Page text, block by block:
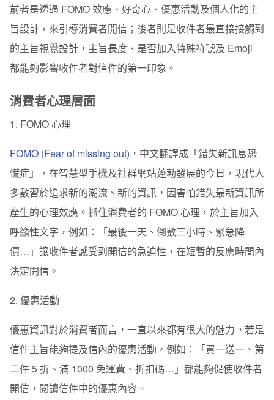
前者是透過 FOMO 效應、好奇心、優惠活動及個人化的主
旨設計，來引導消費者開信；後者則是收件者最直接接觸到
的主旨視覺設計，主旨長度、是否加入特殊符號及 Emoji
都能夠影響收件者對信件的第一印象。
消費者心理層面
1. FOMO 心理
FOMO (Fear of missing out) ，中文翻譯成「錯失新訊息恐
慌症」，在智慧型手機及社群網站蓬勃發展的今日，現代人
多數習於追求新的潮流、新的資訊，因害怕錯失最新資訊所
產生的心理效應。抓住消費者的 FOMO 心理，於主旨加入
呼籲性文字，例如：「最後一天、倒數三小時、緊急降
價…」讓收件者感受到開信的急迫性，在短暫的反應時間內
決定開信。
2. 優惠活動
優惠資訊對於消費者而言，一直以來都有很大的魅力。若是
信件主旨能夠提及信內的優惠活動，例如：「買一送一、第
二件 5 折、滿 1000 免運費、折扣碼…」都能夠促使收件者
開信，閱讀信件中的優惠內容。